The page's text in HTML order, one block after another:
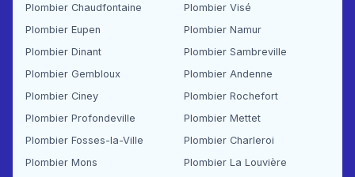
Plombier Chaudfontaine
Plombier Visé
Plombier Eupen
Plombier Namur
Plombier Dinant
Plombier Sambreville
Plombier Gembloux
Plombier Andenne
Plombier Ciney
Plombier Rochefort
Plombier Profondeville
Plombier Mettet
Plombier Fosses-la-Ville
Plombier Charleroi
Plombier Mons
Plombier La Louvière